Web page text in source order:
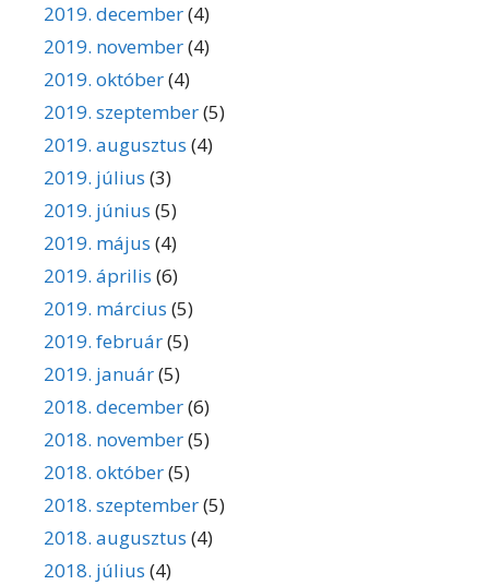
2019. december(4)
2019. november(4)
2019. október(4)
2019. szeptember(5)
2019. augusztus (4)
2019. július (3)
2019. június (5)
2019. május (4)
2019. április (6)
2019. március (5)
2019. február(5)
2019. január(5)
2018. december(6)
2018. november(5)
2018. október(5)
2018. szeptember(5)
2018. augusztus (4)
2018. július (4)